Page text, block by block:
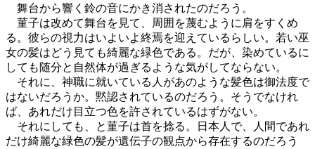
舞台から響く鈴の音にかき消されたのだろう。
菫子は改めて舞台を見て、周囲を蔑むように肩をすくめ
る。彼らの視力はいよいよ終焉を迎えているらしい。若い巫
女の髪はどう見ても綺麗な緑色である。だが、染めているに
しても随分と自然体が過ぎるような気がしてならない。
それに、神職に就いている人があのような髪色は御法度で
はないだろうか。黙認されているのだろう。そうでなけれ
ば、あれだけ目立つ色を許されているはずがない。
それにしても、と菫子は首を捻る。日本人で、人間であれ
だけ綺麗な緑色の髪が遺伝子の観点から存在するのだろう